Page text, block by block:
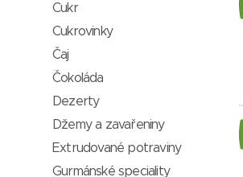
Cukr
Cukrovinky
Čaj
Čokoláda
Dezerty
Džemy a zavařeniny
Extrudované potraviny
Gurmánské speciality